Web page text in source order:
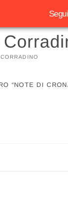
“NOTE DI